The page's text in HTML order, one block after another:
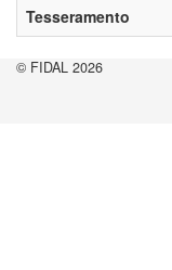
Tesseramento
© FIDAL 2026